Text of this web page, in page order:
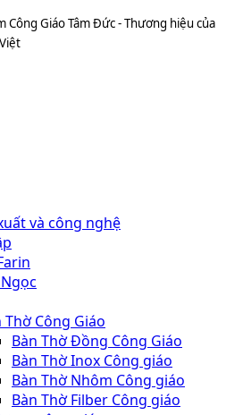
Công Giáo Tâm Đức - Thương hiệu của
và công nghệ
Thờ Công Giáo
Bàn Thờ Đồng Công Giáo
Bàn Thờ Inox Công giáo
Bàn Thờ Nhôm Công giáo
Bàn Thờ Filber Công giáo